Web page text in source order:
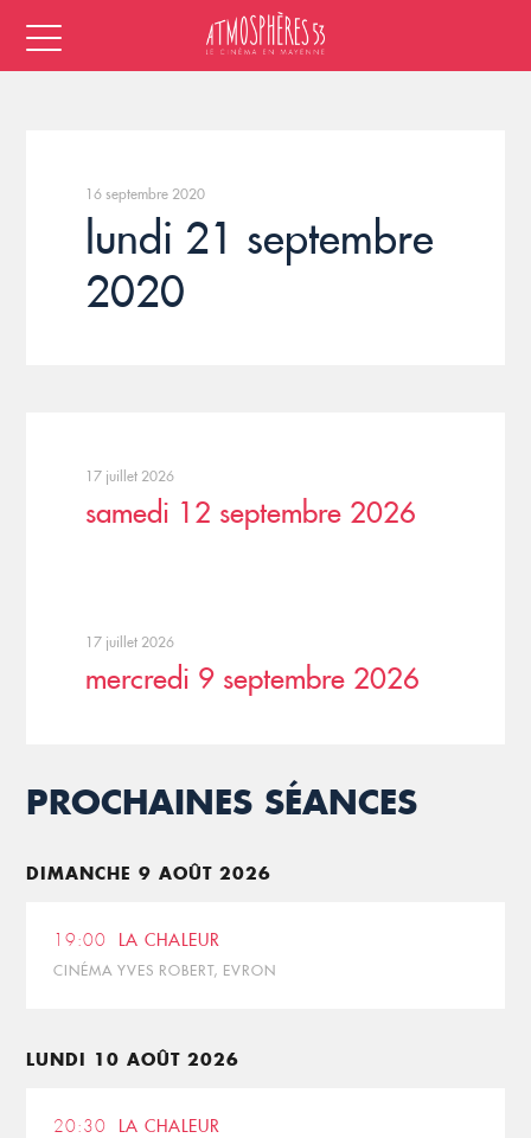
16 septembre 2020
lundi 21 septembre
2020
17 juillet 2026
samedi 12 septembre 2026
17 juillet 2026
mercredi 9 septembre 2026
PROCHAINES SÉANCES
DIMANCHE 9 AOÛT 2026
19:00 LA CHALEUR
CINÉMA YVES ROBERT, EVRON
LUNDI 10 AOÛT 2026
20:30 LA CHALEUR